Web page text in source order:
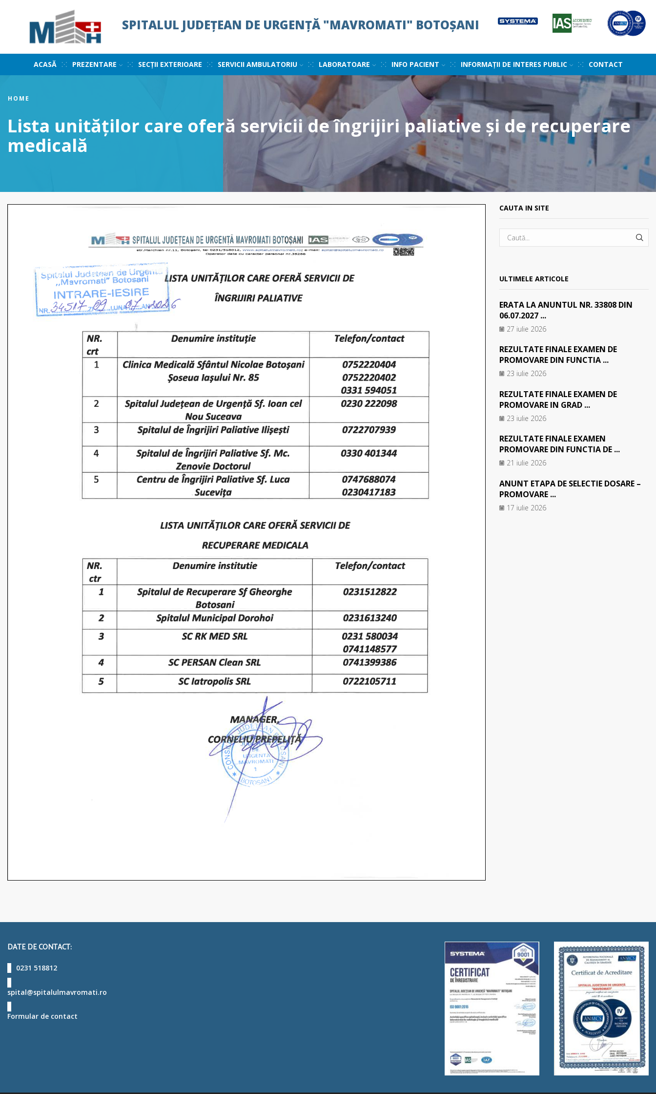
SPITALUL JUDEȚEAN DE URGENȚĂ "MAVROMATI" BOTOȘANI
ACASĂ PREZENTARE SECȚII EXTERIOARE SERVICII AMBULATORIU LABORATOARE INFO PACIENT INFORMAȚII DE INTERES PUBLIC CONTACT
HOME
Lista unităților care oferă servicii de îngrijiri paliative și de recuperare
medicală
CAUTA IN SITE
ULTIMELE ARTICOLE
ERATA LA ANUNTUL NR. 33808 DIN
06.07.2027 ...
27 iulie 2026
REZULTATE FINALE EXAMEN DE
PROMOVARE DIN FUNCTIA ...
23 iulie 2026
REZULTATE FINALE EXAMEN DE
PROMOVARE IN GRAD ...
23 iulie 2026
REZULTATE FINALE EXAMEN
PROMOVARE DIN FUNCTIA DE ...
21 iulie 2026
ANUNT ETAPA DE SELECTIE DOSARE –
PROMOVARE ...
17 iulie 2026
DATE DE CONTACT:
0231 518812
spital@spitalulmavromati.ro
Formular de contact